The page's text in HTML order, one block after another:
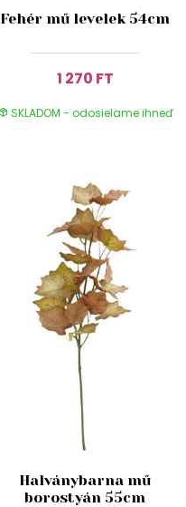
Fehér mű levelek 54cm
1 270 FT
SKLADOM - odosielame ihneď
Halványbarna mű
borostyán 55cm